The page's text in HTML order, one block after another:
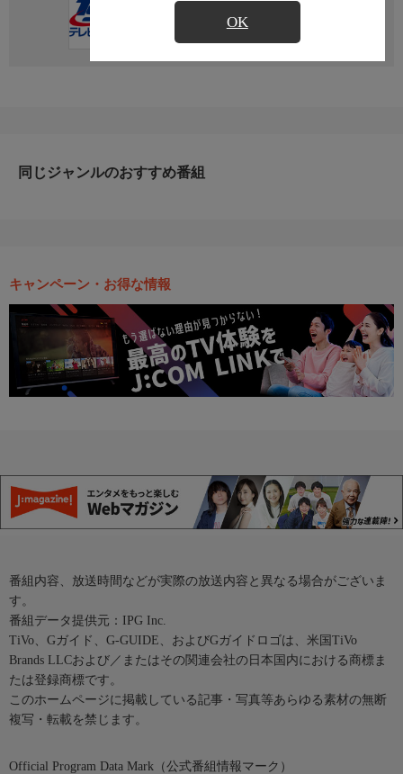
OK
直近の放送予定はありません
同じジャンルのおすすめ番組
キャンペーン・お得な情報
番組内容、放送時間などが実際の放送内容と異なる場合がございま
す。
番組データ提供元：IPG Inc.
TiVo、Gガイド、G-GUIDE、およびGガイドロゴは、米国TiVo
Brands LLCおよび／またはその関連会社の日本国内における商標ま
たは登録商標です。
このホームページに掲載している記事・写真等あらゆる素材の無断
複写・転載を禁じます。
Official Program Data Mark（公式番組情報マーク）